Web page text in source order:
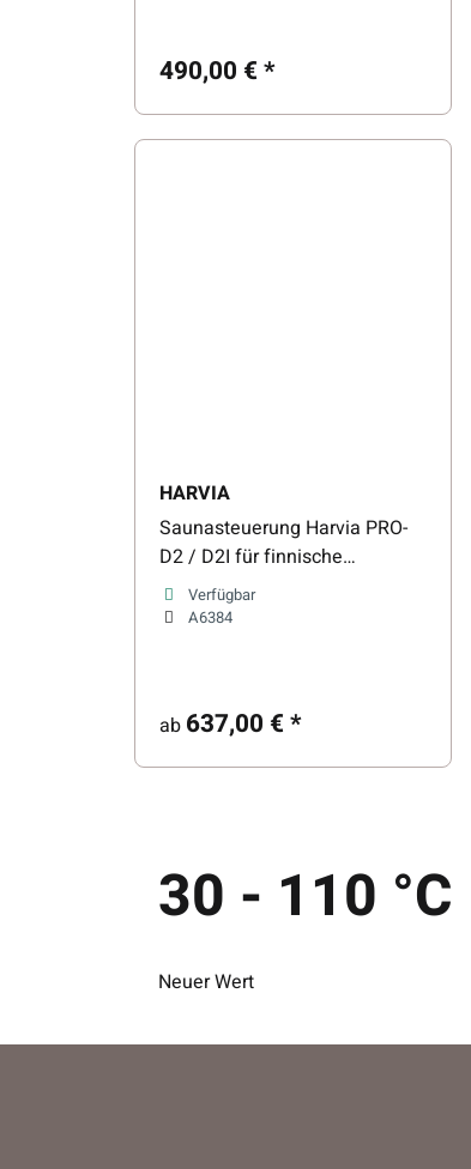
490,00 €*
HARVIA
Saunasteuerung Harvia PRO-
D2 / D2I für finnische
Saunaöfen & Infrarot
Verfügbar
A6384
ab 637,00 €*
30 - 110 °C
Neuer Wert